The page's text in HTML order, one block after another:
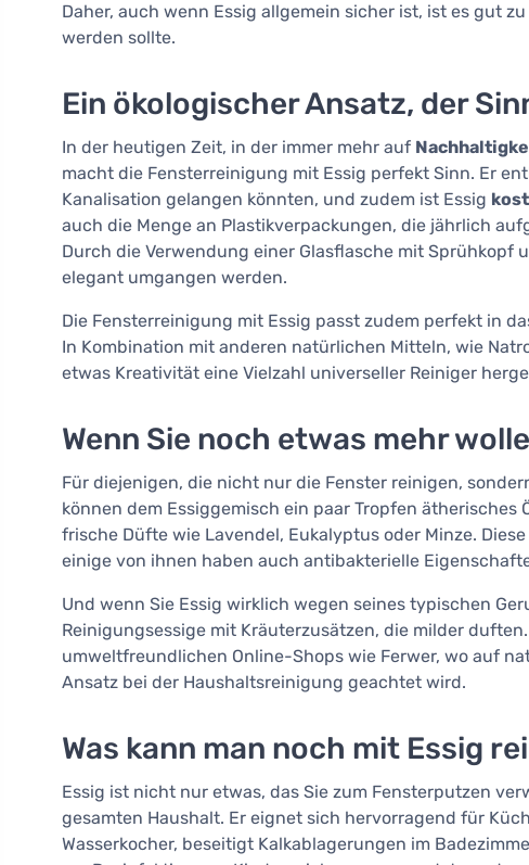
Daher, auch wenn Essig allgemein sicher ist, ist es gut
werden sollte.
Ein ökologischer Ansatz, der
In der heutigen Zeit, in der immer mehr auf
macht die Fensterreinigung mit Essig perfekt Sinn. Er
Kanalisation gelangen könnten, und zudem ist Essig
auch die Menge an Plastikverpackungen, die jährlich
Durch die Verwendung einer Glasflasche mit Sprühkopf
elegant umgangen werden.
Die Fensterreinigung mit Essig passt zudem perfekt in
In Kombination mit anderen natürlichen Mitteln, wie
etwas Kreativität eine Vielzahl universeller Reiniger
Wenn Sie noch etwas mehr
Für diejenigen, die nicht nur die Fenster reinigen,
können dem Essiggemisch ein paar Tropfen
frische Düfte wie Lavendel, Eukalyptus oder Minze.
einige von ihnen haben auch antibakterielle
Und wenn Sie Essig wirklich wegen seines typischen
Reinigungsessige mit Kräuterzusätzen, die milder
umweltfreundlichen Online-Shops wie Ferwer, wo auf
Ansatz bei der Haushaltsreinigung geachtet wird.
Was kann man noch mit Essig
Essig ist nicht nur etwas, das Sie zum Fensterputzen
gesamten Haushalt. Er eignet sich hervorragend für
Wasserkocher, beseitigt Kalkablagerungen im